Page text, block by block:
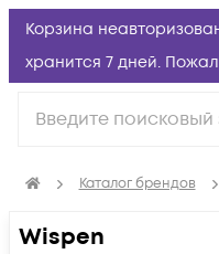
Корзина
хранится 7 дней.
Каталог брендов
Wispen